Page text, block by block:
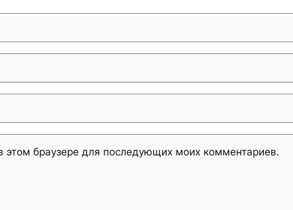
этом браузере для последующих моих комментариев.